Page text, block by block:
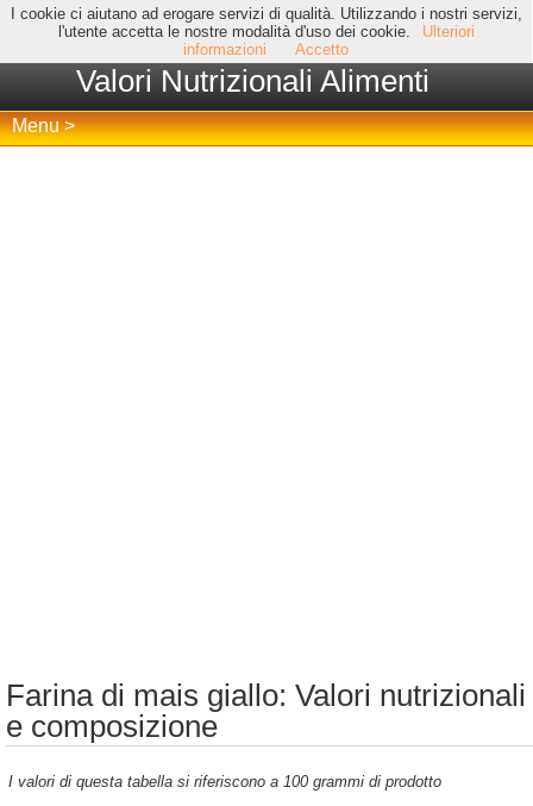
I cookie ci aiutano ad erogare servizi di qualità. Utilizzando i nostri servizi,
l'utente accetta le nostre modalità d'uso dei cookie.
Ulteriori
informazioni
Accetto
Valori Nutrizionali Alimenti
Menu >
Farina di mais giallo: Valori nutrizionali
e composizione
I valori di questa tabella si riferiscono a 100 grammi di prodotto